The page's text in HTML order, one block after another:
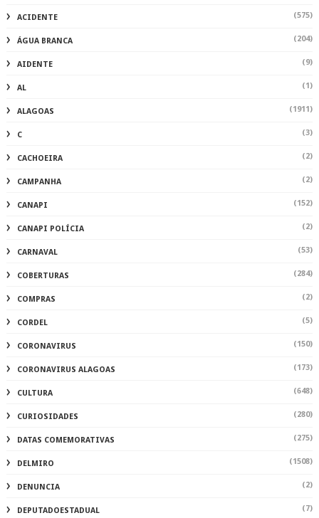
ACIDENTE (575)
ÁGUA BRANCA (204)
AIDENTE (9)
AL (1)
ALAGOAS (1911)
C (3)
CACHOEIRA (2)
CAMPANHA (2)
CANAPI (152)
CANAPI POLÍCIA (2)
CARNAVAL (53)
COBERTURAS (284)
COMPRAS (2)
CORDEL (5)
CORONAVIRUS (150)
CORONAVIRUS ALAGOAS (173)
CULTURA (648)
CURIOSIDADES (280)
DATAS COMEMORATIVAS (275)
DELMIRO (1508)
DENUNCIA (2)
DEPUTADOESTADUAL (7)